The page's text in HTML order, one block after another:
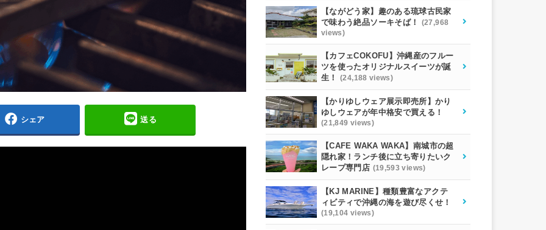
シェア 送る
【ながどう家】趣のある琉球古民家
で味わう絶品ソーキそば！
(27,968
views)
【カフェCOKOFU】沖縄産のフルー
ツを使ったオリジナルスイーツが誕
生！
(24,188 views)
【かりゆしウェア展示即売所】かり
ゆしウェアが年中格安で買える！
(21,849 views)
【CAFE WAKA WAKA】南城市の超
隠れ家！ランチ後に立ち寄りたいク
レープ専門店 (19,593 views)
【KJ MARINE】種類豊富なアクテ
ィビティで沖縄の海を遊び尽くせ！
(19,104 views)